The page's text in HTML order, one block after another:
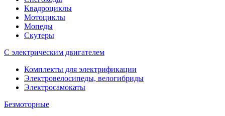
Квадроциклы
Мотоциклы
Мопеды
Скутеры
С электрическим двигателем
Комплекты для электрификации
Электровелосипеды, велогибриды
Электросамокаты
Безмоторные